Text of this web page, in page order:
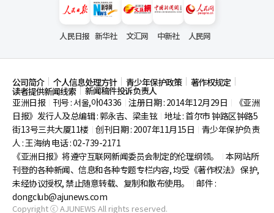
人民日报 新华社 文汇网 中新社 人民网
公司简介 个人信息处理方针 青少年保护政策 著作权规定
读者提供新闻线索
新闻稿件投诉负责人
亚洲日报
刊号 : 서울,아04336 注册日期 : 2014年12月29日
《亚洲
日报》发行人及总编辑 : 郭永吉、梁圭铉 地址 : 首尔市钟路区钟路5
街13号三共大厦11楼 创刊日期 : 2007年11月15日
青少年保护负责
人 : 王海纳 电话 : 02-739-2171
《亚洲日报》将遵守互联网新闻委员会制定的伦理纲领。
本网站所
刊登的各种新闻、信息和各种专题专栏内容, 均受《著作权法》 保护,
未经协议授权, 禁止随意转载、复制和散布使用。
邮件 :
dongclub@ajunews.com
Copyright ⓒ AJUNEWS All rights reserved.